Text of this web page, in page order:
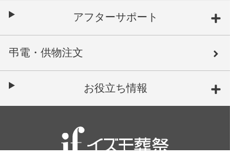
アフターサポート
弔電・供物注文
お役立ち情報